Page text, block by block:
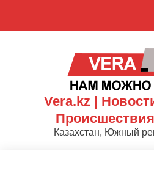
Vera.kz |
Казахстан, Южный